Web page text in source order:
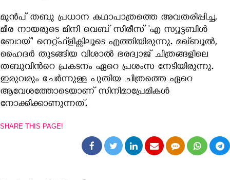
മുന്‍പ് തബു പ്രധാന കഥാപാത്രത്തെ അവതരിപ്പിച്ച,
മീര നായരുടെ മിനി വെബ് സിരീസ് 'എ സ്യൂട്ടബിള്‍
ബോയ്' നെറ്റ്ഫ്ളിക്സിലൂടെ എത്തിയിരുന്നു. മഖ്ബൂല്‍,
ഹൈദര്‍ തുടങ്ങിയ വിശാല്‍ ഭരദ്വാജ് ചിത്രങ്ങളിലെ
തബുവിന്‍റെ പ്രകടനം ഏറെ പ്രശംസ നേടിയിരുന്നു.
ഇരുവരും ചേര്‍ന്നുള്ള പുതിയ ചിത്രത്തെ ഏറെ
ആവേശത്തോടെയാണ് സിനിമാപ്രേമികള്‍
നോക്കിക്കാണുന്നത്.
SHARE THIS PAGE!